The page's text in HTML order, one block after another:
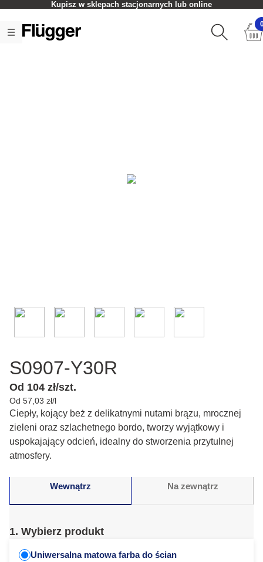
Kupisz w sklepach stacjonarnych lub online
S0907-Y30R
Od 104 zł/szt.
Od 57,03 zł/l
Ciepły, kojący beż z delikatnymi nutami brązu, mrocznej
zieleni oraz szlachetnego bordo, tworzy wyjątkowy i
uspokajający odcień, idealny do stworzenia przytulnej
atmosfery.
Wewnątrz Na zewnątrz
1. Wybierz produkt
Uniwersalna matowa farba do ścian